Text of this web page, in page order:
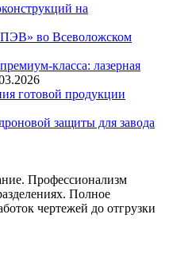
на
во Всеволожском
класса: лазерная
готовой продукции
защиты для завода
Профессионализм
Полное
чертежей до отгрузки